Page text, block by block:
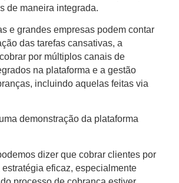
de maneira integrada.
e grandes empresas podem contar
das tarefas cansativas, a
por múltiplos canais de
na plataforma e a gestão
incluindo aquelas feitas via
demonstração da plataforma
dizer que cobrar clientes por
eficaz, especialmente